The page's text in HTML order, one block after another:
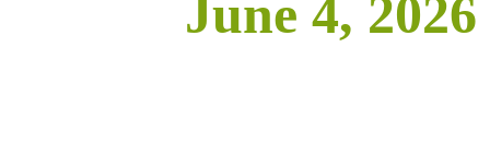
June 4, 2026